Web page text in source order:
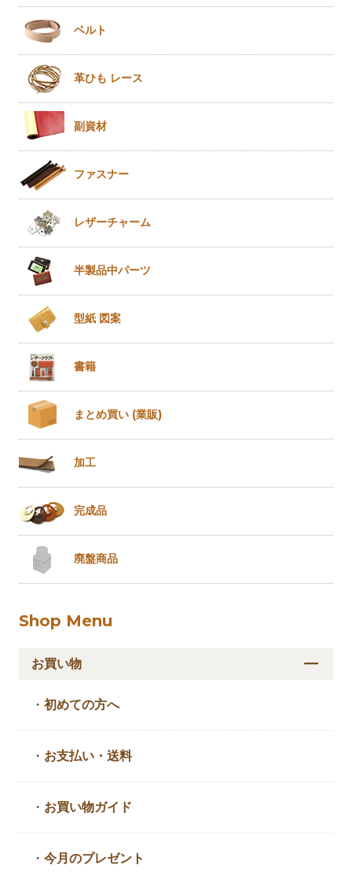
ベルト
革ひも レース
副資材
ファスナー
レザーチャーム
半製品中パーツ
型紙 図案
書籍
まとめ買い (業販)
加工
完成品
廃盤商品
Shop Menu
お買い物
・初めての方へ
・ お支払い・送料
・ お買い物ガイド
・今月のプレゼント